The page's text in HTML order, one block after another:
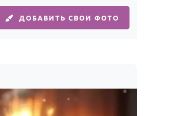
ДОБАВИТЬ СВОИ ФОТО